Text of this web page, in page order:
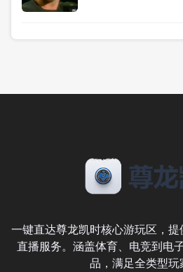
一键直达尊龙凯时核心游玩区，
直播服务。涵盖体育、电竞到电
品，满足全类型玩